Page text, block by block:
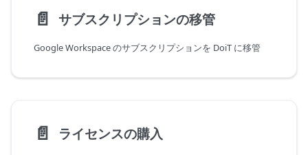
📄️ サブスクリプションの移管
Google Workspace のサブスクリプションを DoiT に移管
📄️ ライセンスの購入